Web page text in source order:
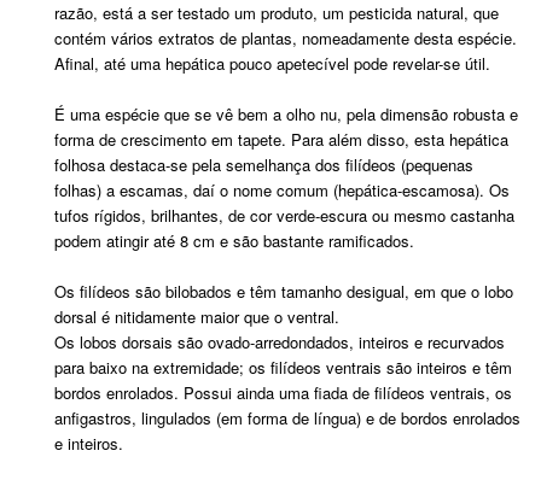
razão, está a ser testado um produto, um pesticida natural, que
contém vários extratos de plantas, nomeadamente desta espécie.
Afinal, até uma hepática pouco apetecível pode revelar-se útil.
É uma espécie que se vê bem a olho nu, pela dimensão robusta e
forma de crescimento em tapete. Para além disso, esta hepática
folhosa destaca-se pela semelhança dos filídeos (pequenas
folhas) a escamas, daí o nome comum (hepática-escamosa). Os
tufos rígidos, brilhantes, de cor verde-escura ou mesmo castanha
podem atingir até 8 cm e são bastante ramificados.
Os filídeos são bilobados e têm tamanho desigual, em que o lobo
dorsal é nitidamente maior que o ventral.
Os lobos dorsais são ovado-arredondados, inteiros e recurvados
para baixo na extremidade; os filídeos ventrais são inteiros e têm
bordos enrolados. Possui ainda uma fiada de filídeos ventrais, os
anfigastros, lingulados (em forma de língua) e de bordos enrolados
e inteiros.